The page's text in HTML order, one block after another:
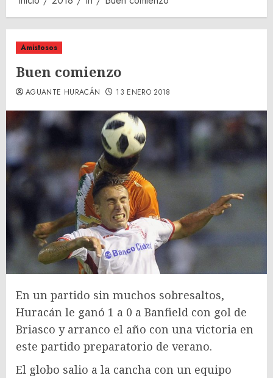
Amistosos
Buen comienzo
AGUANTE HURACÁN 13 ENERO 2018
En un partido sin muchos sobresaltos,
Huracán le ganó 1 a 0 a Banfield con gol de
Briasco y arranco el año con una victoria en
este partido preparatorio de verano.
El globo salio a la cancha con un equipo